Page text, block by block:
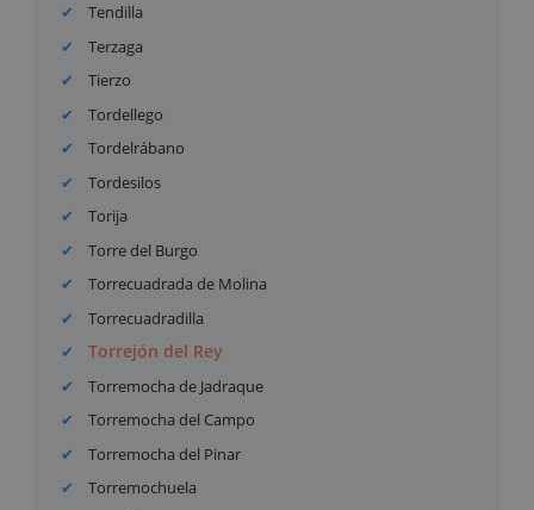
Tendilla
Terzaga
Tierzo
Tordellego
Tordelrábano
Tordesilos
Torija
Torre del Burgo
Torrecuadrada de Molina
Torrecuadradilla
Torrejón del Rey
Torremocha de Jadraque
Torremocha del Campo
Torremocha del Pinar
Torremochuela